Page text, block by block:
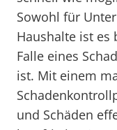
Sowohl für
Haushalte ist es
Falle eines
ist. Mit einem
und Schäden